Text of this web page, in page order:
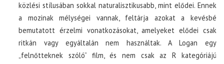
közlési stílusában sokkal naturalisztikusabb, mint elődei. Ennek
a mozinak mélységei vannak, feltárja azokat a kevésbé
bemutatott érzelmi vonatkozásokat, amelyeket elődei csak
ritkán vagy egyáltalán nem használtak. A Logan egy
„felnőtteknek szóló” film, és nem csak az R kategóriájú